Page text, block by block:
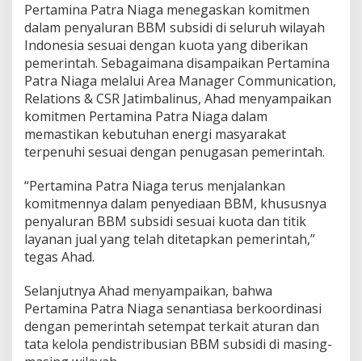
m
H
o
a
k
s
Pertamina Patra Niaga menegaskan komitmen
dalam penyaluran BBM subsidi di seluruh wilayah
Indonesia sesuai dengan kuota yang diberikan
pemerintah. Sebagaimana disampaikan Pertamina
Patra Niaga melalui Area Manager Communication,
Relations & CSR Jatimbalinus, Ahad menyampaikan
komitmen Pertamina Patra Niaga dalam
memastikan kebutuhan energi masyarakat
terpenuhi sesuai dengan penugasan pemerintah.
“Pertamina Patra Niaga terus menjalankan
komitmennya dalam penyediaan BBM, khususnya
penyaluran BBM subsidi sesuai kuota dan titik
layanan jual yang telah ditetapkan pemerintah,”
tegas Ahad.
Selanjutnya Ahad menyampaikan, bahwa
Pertamina Patra Niaga senantiasa berkoordinasi
dengan pemerintah setempat terkait aturan dan
tata kelola pendistribusian BBM subsidi di masing-